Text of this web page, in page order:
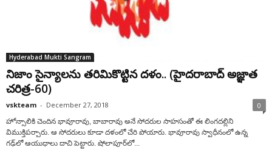
Hyderabad Mukti Sangram
నిజాం సైన్యాలను తరిమికొట్టిన దళం.. (హైదరాబాద్ అజ్ఞాత
చరిత్ర-60)
vskteam - December 27, 2018 0
హోన్సాలికి చెందిన భావూరావు, బాబారావు అనే సోదరుల సాహసంతో ఈ లింగదల్లిని
విముక్తిపర్చారు. ఆ సోదరులు కూడా దళంలో చేరి పోయారు. భావూరావు స్వాధీనంలో ఉన్న
గఢ్‌లో ఆయుధాలు దాచి పెట్టారు. షోలాపూర్‌లో...